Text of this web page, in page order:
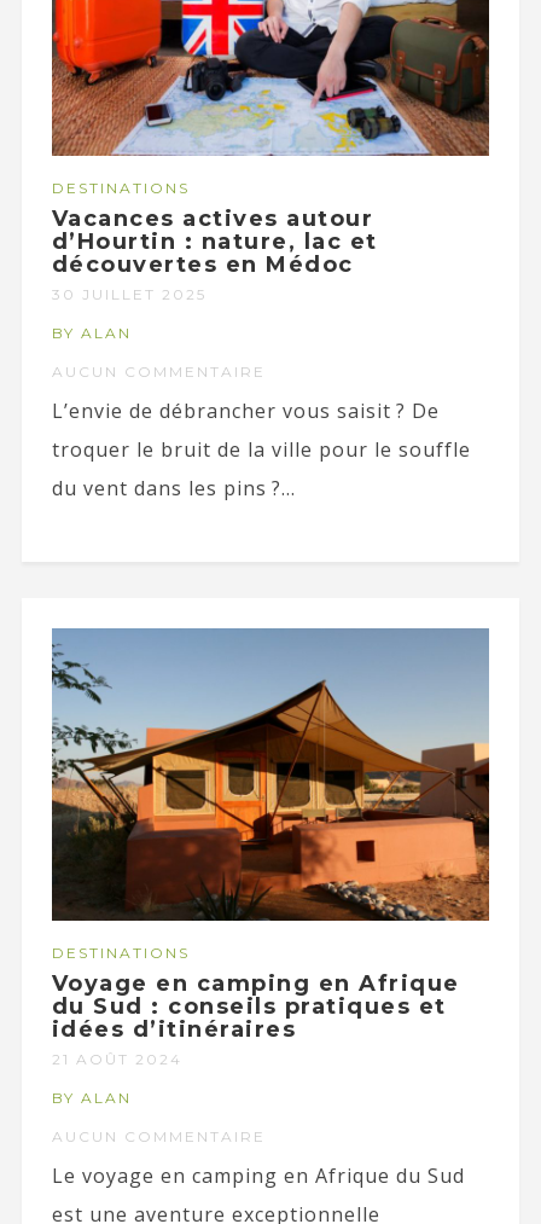
DESTINATIONS
Vacances actives autour
d’Hourtin : nature, lac et
découvertes en Médoc
30 JUILLET 2025
BY ALAN
AUCUN COMMENTAIRE
L’envie de débrancher vous saisit ? De
troquer le bruit de la ville pour le souffle
du vent dans les pins ?...
DESTINATIONS
Voyage en camping en Afrique
du Sud : conseils pratiques et
idées d’itinéraires
21 AOÛT 2024
BY ALAN
AUCUN COMMENTAIRE
Le voyage en camping en Afrique du Sud
est une aventure exceptionnelle